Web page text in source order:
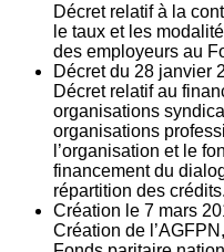
Décret relatif à la
le taux et les
des employeurs au
Décret du 28 janvier
Décret relatif au
organisations
organisations
l’organisation et le
financement du
répartition des crédits.
Création le 7 mars
Création de